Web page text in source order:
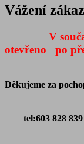
Vážení
V současné
otevřeno po
Děkujeme za
tel:603 828 839